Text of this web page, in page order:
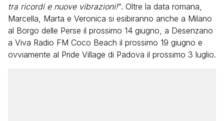
tra ricordi e nuove vibrazioni!“. Oltre la data romana,
Marcella, Marta e Veronica si esibiranno anche a Milano
al Borgo delle Perse il prossimo 14 giugno, a Desenzano
a Viva Radio FM Coco Beach il prossimo 19 giugno e
ovviamente al Pride Village di Padova il prossimo 3 luglio.